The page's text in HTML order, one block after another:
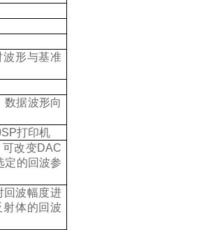
波形与基准
数据波形向
打印机
改变DAC
定的回波参
回波幅度进
体的回波